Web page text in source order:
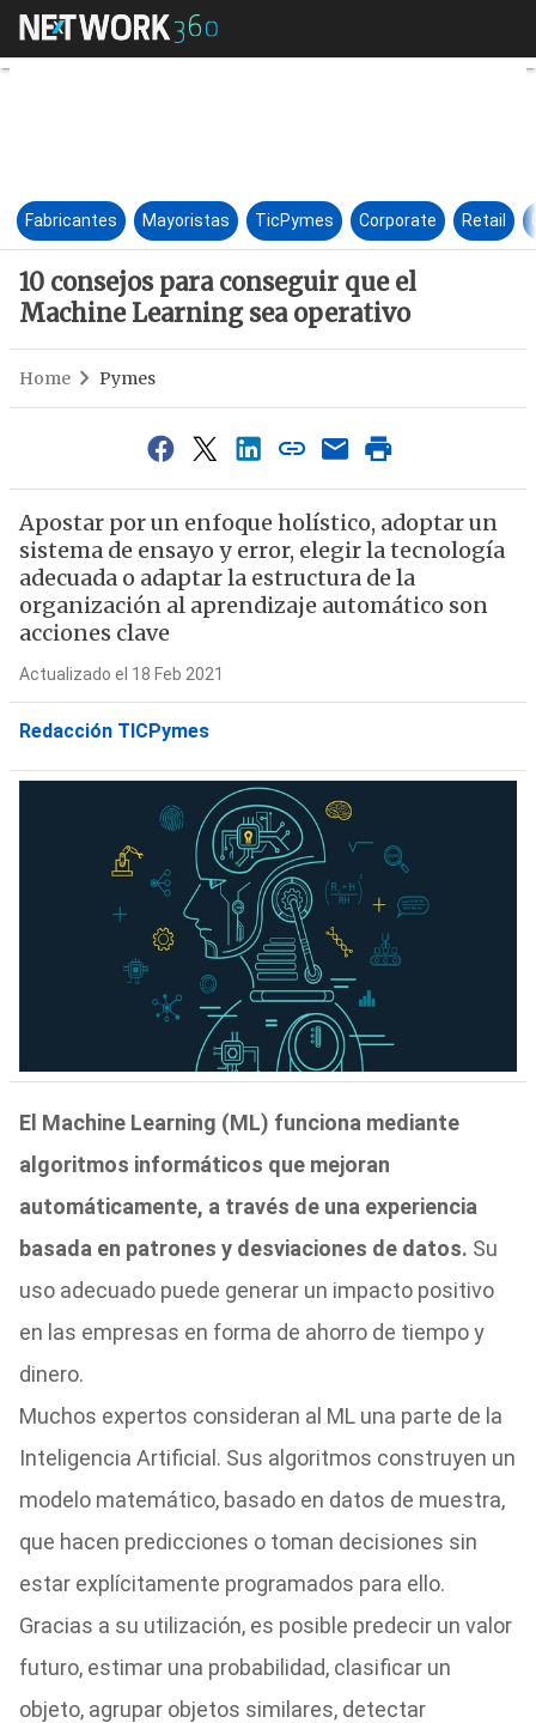
10 consejos para conseguir
Fabricantes Mayoristas TicPymes Corporate Retail
10 consejos para conseguir que el
Machine Learning sea operativo
Home Pymes
Apostar por un enfoque holístico, adoptar un
sistema de ensayo y error, elegir la tecnología
adecuada o adaptar la estructura de la
organización al aprendizaje automático son
acciones clave
Actualizado el 18 Feb 2021
Redacción TICPymes
El Machine Learning (ML) funciona mediante
algoritmos informáticos que mejoran
automáticamente, a través de una experiencia
basada en patrones y desviaciones de datos. Su
uso adecuado puede generar un impacto positivo
en las empresas en forma de ahorro de tiempo y
dinero.
Muchos expertos consideran al ML una parte de la
Inteligencia Artificial. Sus algoritmos construyen un
modelo matemático, basado en datos de muestra,
que hacen predicciones o toman decisiones sin
estar explícitamente programados para ello.
Gracias a su utilización, es posible predecir un valor
futuro, estimar una probabilidad, clasificar un
objeto, agrupar objetos similares, detectar